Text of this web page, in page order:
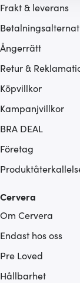
hemsidan ännu
som du vill dela
Frakt & leverans
Ångerrätt
Retur &
Köpvillkor
Kampanjvillkor
BRA DEAL
Företag
Cervera
Om Cervera
Endast hos oss
Pre Loved
Hållbarhet